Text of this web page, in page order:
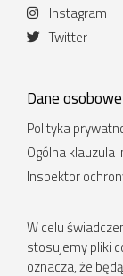
Instagram
Twitter
Dane osobowe
Polityka
Ogólna klauzula
Inspektor
W celu
stosujemy pliki
oznacza, że